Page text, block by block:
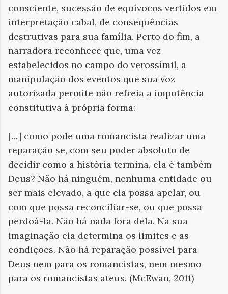
consciente, sucessão de equívocos vertidos em
interpretação cabal, de consequências
destrutivas para sua família. Perto do fim, a
narradora reconhece que, uma vez
estabelecidos no campo do verossímil, a
manipulação dos eventos que sua voz
autorizada permite não refreia a impotência
constitutiva à própria forma:
[...] como pode uma romancista realizar uma
reparação se, com seu poder absoluto de
decidir como a história termina, ela é também
Deus? Não há ninguém, nenhuma entidade ou
ser mais elevado, a que ela possa apelar, ou
com que possa reconciliar-se, ou que possa
perdoá-la. Não há nada fora dela. Na sua
imaginação ela determina os limites e as
condições. Não há reparação possível para
Deus nem para os romancistas, nem mesmo
para os romancistas ateus. (McEwan, 2011)